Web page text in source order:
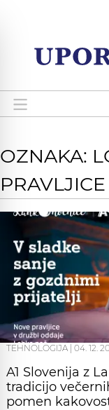
OZNAKA:
PRAVLJICE
TEHNOLOGIJA 04. 12.
A1 Slovenija z
tradicijo
pomen